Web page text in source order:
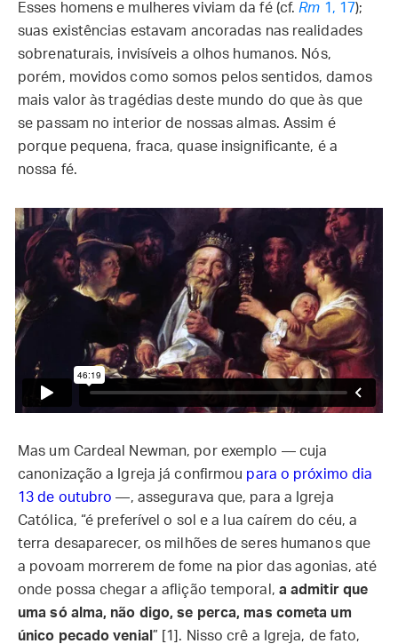
Esses homens e mulheres viviam da fé (cf. Rm 1, 17);
suas existências estavam ancoradas nas realidades
sobrenaturais, invisíveis a olhos humanos. Nós,
porém, movidos como somos pelos sentidos, damos
mais valor às tragédias deste mundo do que às que
se passam no interior de nossas almas. Assim é
porque pequena, fraca, quase insignificante, é a
nossa fé.
Mas um Cardeal Newman, por exemplo — cuja
canonização a Igreja já confirmou para o próximo dia
13 de outubro —, assegurava que, para a Igreja
Católica, “é preferível o sol e a lua caírem do céu, a
terra desaparecer, os milhões de seres humanos que
a povoam morrerem de fome na pior das agonias, até
onde possa chegar a aflição temporal, a admitir que
uma só alma, não digo, se perca, mas cometa um
único pecado venial ” [1]. Nisso crê a Igreja, de fato,